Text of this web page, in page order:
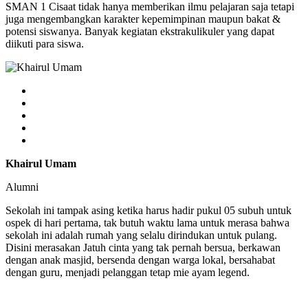
SMAN 1 Cisaat tidak hanya memberikan ilmu pelajaran saja tetapi
juga mengembangkan karakter kepemimpinan maupun bakat &
potensi siswanya. Banyak kegiatan ekstrakulikuler yang dapat
diikuti para siswa.
Khairul Umam
Alumni
Sekolah ini tampak asing ketika harus hadir pukul 05 subuh untuk
ospek di hari pertama, tak butuh waktu lama untuk merasa bahwa
sekolah ini adalah rumah yang selalu dirindukan untuk pulang.
Disini merasakan Jatuh cinta yang tak pernah bersua, berkawan
dengan anak masjid, bersenda dengan warga lokal, bersahabat
dengan guru, menjadi pelanggan tetap mie ayam legend.